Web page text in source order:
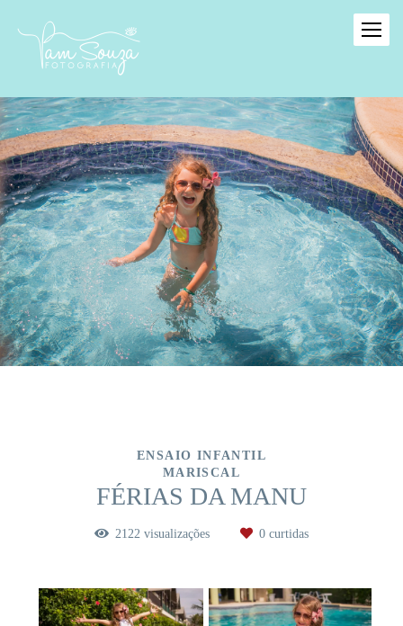
ENSAIO INFANTIL
MARISCAL
FÉRIAS DA MANU
2122 visualizações 0 curtidas